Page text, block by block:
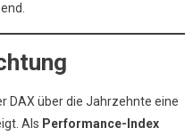
DAX über die Jahrzehnte eine
Als Performance-Index